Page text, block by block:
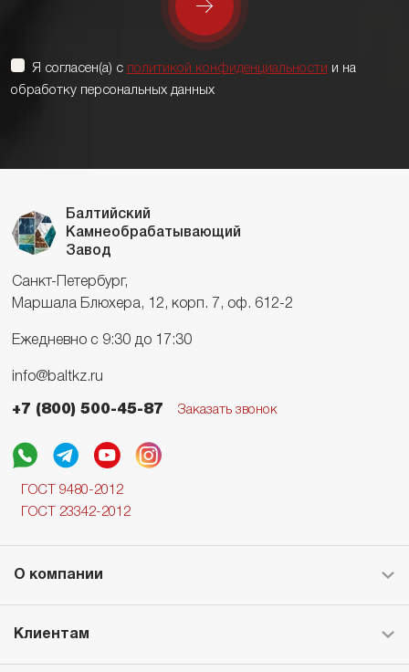
Я согласен(а) с политикой конфиденциальности и на
обработку персональных данных
Балтийский
Камнеобрабатывающий
Завод
Санкт-Петербург,
Маршала Блюхера, 12, корп. 7, оф. 612-2
Ежедневно с 9:30 до 17:30
info@baltkz.ru
+7 (800) 500-45-87 Заказать звонок
ГОСТ 9480-2012
ГОСТ 23342-2012
О компании
Клиентам